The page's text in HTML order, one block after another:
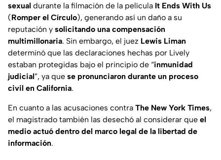
sexual durante la filmación de la película It Ends With Us
(Romper el Círculo), generando así un daño a su
reputación y solicitando una compensación
multimillonaria. Sin embargo, el juez Lewis Liman
determinó que las declaraciones hechas por Lively
estaban protegidas bajo el principio de “inmunidad
judicial”, ya que se pronunciaron durante un proceso
civil en California.
En cuanto a las acusaciones contra The New York Times,
el magistrado también las desechó al considerar que el
medio actuó dentro del marco legal de la libertad de
información.